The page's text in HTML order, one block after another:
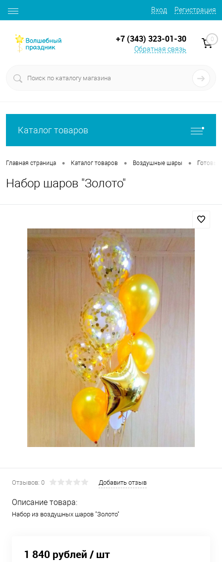
Вход Регистрация
+7 (343) 323-01-30
Обратная связь
0
Каталог товаров
Главная страница • Каталог товаров • Воздушные шары •
Набор шаров "Золото"
Отзывов: 0 Добавить отзыв
Описание товара:
Набор из воздушных шаров "Золото"
1 840 рублей / шт